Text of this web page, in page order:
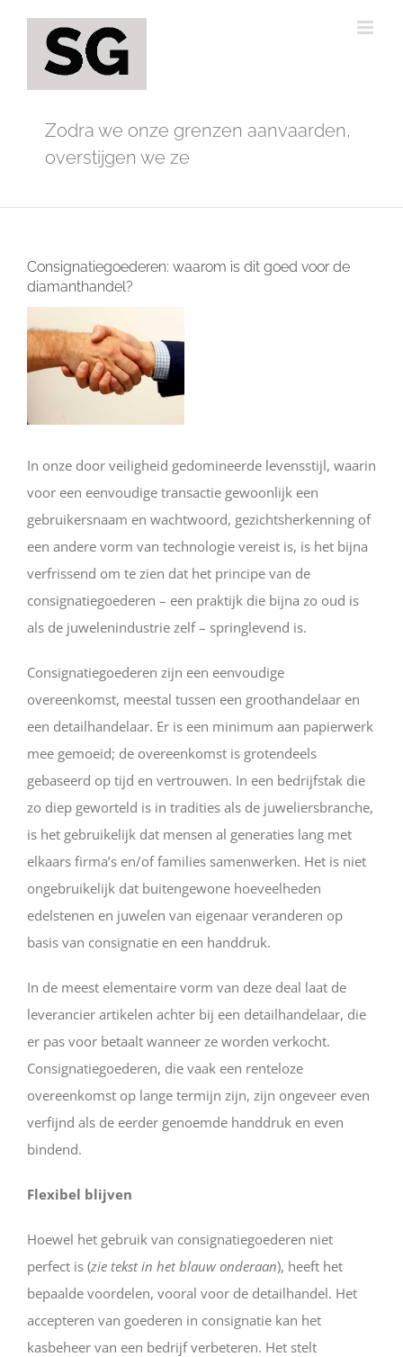
Zodra we onze grenzen aanvaarden,
overstijgen we ze
Consignatiegoederen: waarom is dit goed voor de
diamanthandel?
grotere
afbeelding
In onze door veiligheid gedomineerde levensstijl, waarin
voor een eenvoudige transactie gewoonlijk een
gebruikersnaam en wachtwoord, gezichtsherkenning of
een andere vorm van technologie vereist is, is het bijna
verfrissend om te zien dat het principe van de
consignatiegoederen – een praktijk die bijna zo oud is
als de juwelenindustrie zelf – springlevend is.
Consignatiegoederen zijn een eenvoudige
overeenkomst, meestal tussen een groothandelaar en
een detailhandelaar. Er is een minimum aan papierwerk
mee gemoeid; de overeenkomst is grotendeels
gebaseerd op tijd en vertrouwen. In een bedrijfstak die
zo diep geworteld is in tradities als de juweliersbranche,
is het gebruikelijk dat mensen al generaties lang met
elkaars firma’s en/of families samenwerken. Het is niet
ongebruikelijk dat buitengewone hoeveelheden
edelstenen en juwelen van eigenaar veranderen op
basis van consignatie en een handdruk.
In de meest elementaire vorm van deze deal laat de
leverancier artikelen achter bij een detailhandelaar, die
er pas voor betaalt wanneer ze worden verkocht.
Consignatiegoederen, die vaak een renteloze
overeenkomst op lange termijn zijn, zijn ongeveer even
verfijnd als de eerder genoemde handdruk en even
bindend.
Flexibel blijven
Hoewel het gebruik van consignatiegoederen niet
perfect is (zie tekst in het blauw onderaan), heeft het
bepaalde voordelen, vooral voor de detailhandel. Het
accepteren van goederen in consignatie kan het
kasbeheer van een bedrijf verbeteren. Het stelt